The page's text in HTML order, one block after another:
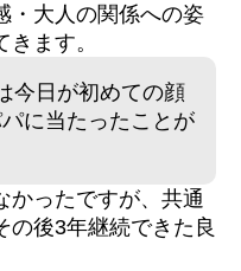
・大人の関係への姿
ます。
今日が初めての顔
に当たったことが
かったですが、共通
の後3年継続できた良